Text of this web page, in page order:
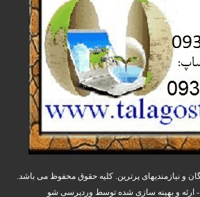
- ارئه و بهینه سازی شده توسط وردپرسی شو